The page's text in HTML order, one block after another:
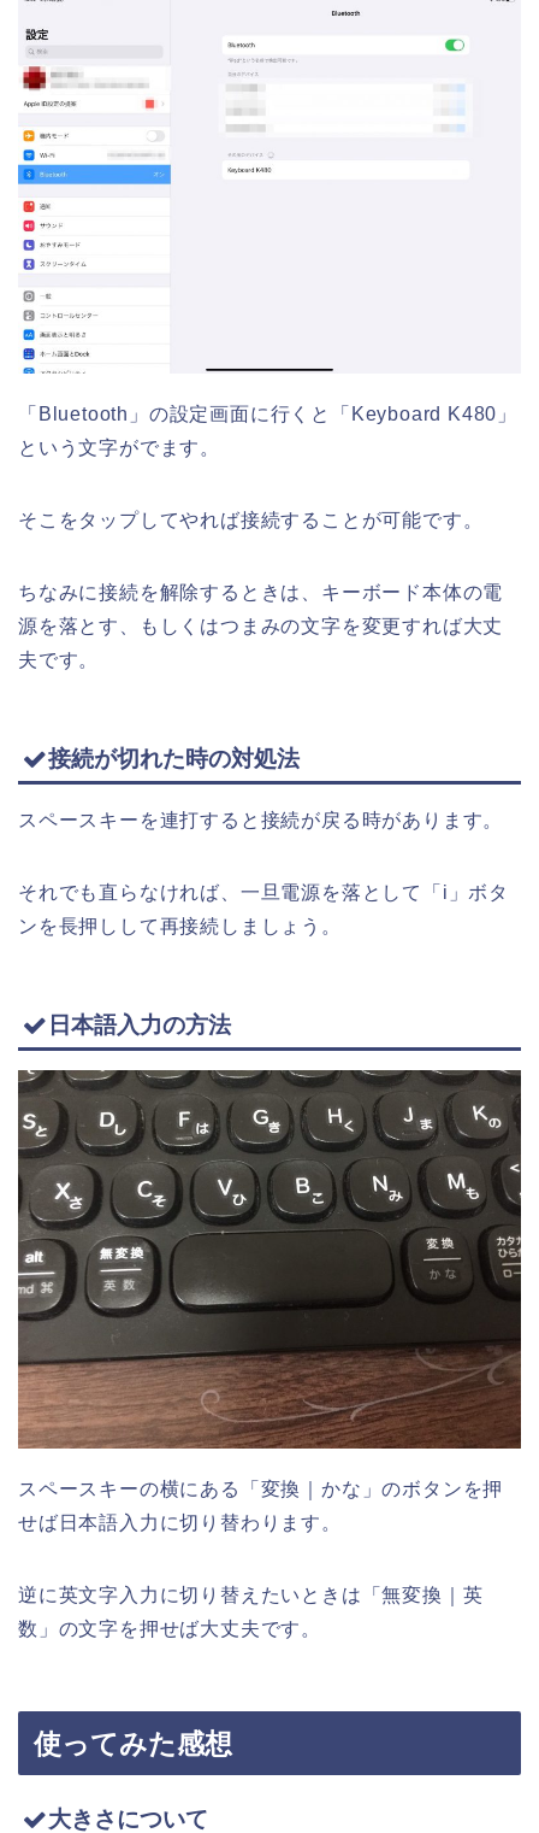
「Bluetooth」の設定画面に行くと「Keyboard K480」
という文字がでます。
そこをタップしてやれば接続することが可能です。
ちなみに接続を解除するときは、キーボード本体の電
源を落とす、もしくはつまみの文字を変更すれば大丈
夫です。
接続が切れた時の対処法
スペースキーを連打すると接続が戻る時があります。
それでも直らなければ、一旦電源を落として「i」ボタ
ンを長押しして再接続しましょう。
日本語入力の方法
スペースキーの横にある「変換｜かな」のボタンを押
せば日本語入力に切り替わります。
逆に英文字入力に切り替えたいときは「無変換｜英
数」の文字を押せば大丈夫です。
使ってみた感想
大きさについて